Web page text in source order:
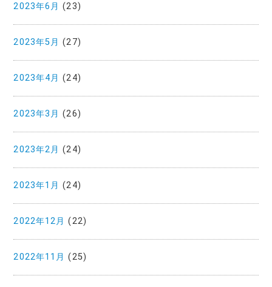
2023年6月 (23)
2023年5月 (27)
2023年4月 (24)
2023年3月 (26)
2023年2月 (24)
2023年1月 (24)
2022年12月 (22)
2022年11月 (25)